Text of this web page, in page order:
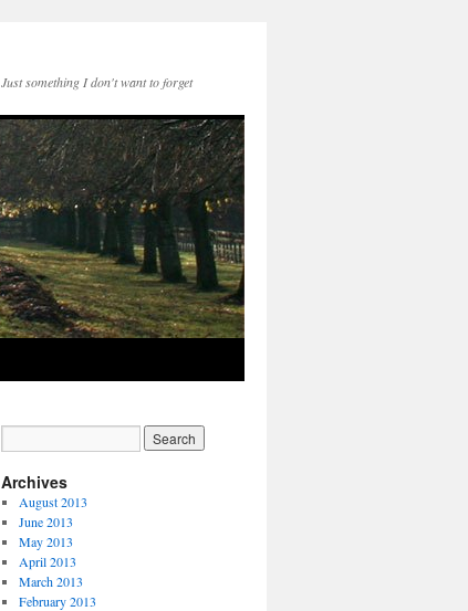
Just something I don't want to forget
Archives
August 2013
June 2013
May 2013
April 2013
March 2013
February 2013